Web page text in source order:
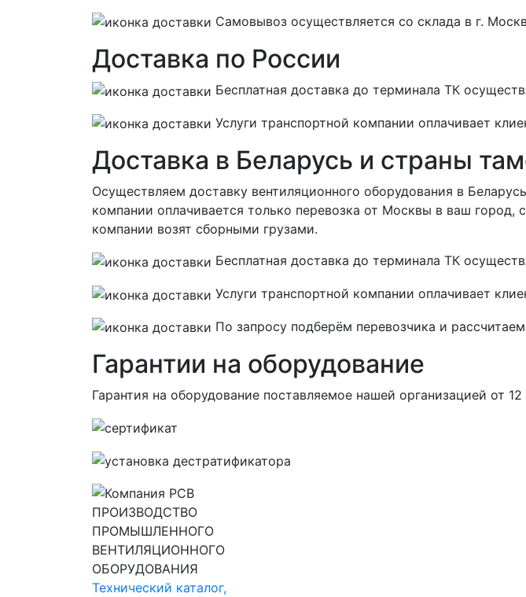
Самовывоз осуществляется со склада в г.
Доставка по России
Бесплатная доставка до терминала ТК
Услуги транспортной компании оплачивает
Доставка в Беларусь и страны
Осуществляем доставку вентиляционного оборудования в
компании оплачивается только перевозка от Москвы в ваш город,
компании возят сборными грузами.
Бесплатная доставка до терминала ТК
Услуги транспортной компании оплачивает
По запросу подберём перевозчика и
Гарантии на оборудование
Гарантия на оборудование поставляемое нашей организацией от
ПРОИЗВОДСТВО
ПРОМЫШЛЕННОГО
ВЕНТИЛЯЦИОННОГО
ОБОРУДОВАНИЯ
Технический каталог,